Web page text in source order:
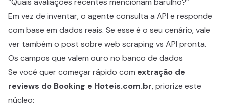
“Quais avaliações recentes mencionam barulho?”
Em vez de inventar, o agente consulta a API e responde
com base em dados reais. Se esse é o seu cenário, vale
ver também o post sobre web scraping vs API pronta.
Os campos que valem ouro no banco de dados
Se você quer começar rápido com extração de
reviews do Booking e Hoteis.com.br, priorize este
núcleo: